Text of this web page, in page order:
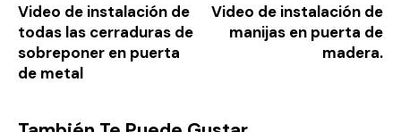
Video de instalación de
todas las cerraduras de
sobreponer en puerta
de metal
Video de instalación de
manijas en puerta de
madera.